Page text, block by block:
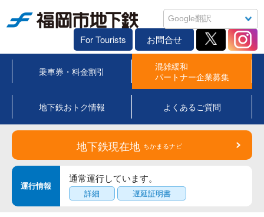
For Tourists お問合せ
乗車券・料金割引
混雑緩和
パートナー企業募集
地下鉄おトク情報 よくあるご質問
地下鉄現在地 ちかまるナビ
運行情報
通常運行しています。
詳細 遅延証明書